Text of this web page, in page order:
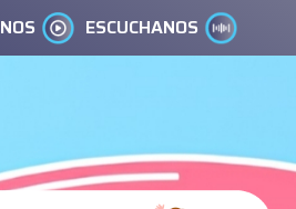
ESCUCHANOS